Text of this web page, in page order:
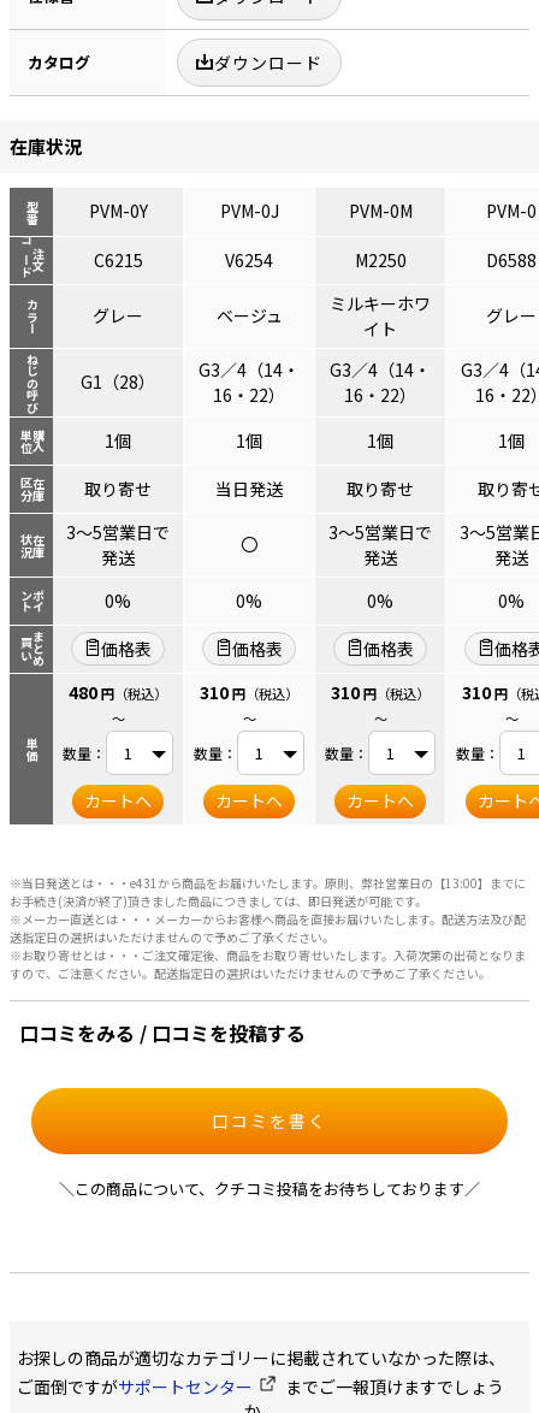
カタログ ダウンロード
在庫状況
型番
注文
コード
カラー
ねじの呼び
購入
単位
在庫
区分
在庫
状況
ポイ
ント
まとめ
買い
単価
PVM-0Y PVM-0J PVM-0M PVM-0
C6215 V6254 M2250 D6588
グレー ベージュ
ミルキーホワ
イト
グレー
G1（28）
G3／4（14・
16・22）
G3／4（14・
16・22）
G3／4（
16・22
1個
1個 1個
1個
取り寄せ
当日発送 取り寄せ
取り寄
3～5営業日で
発送
〇
3～5営業日で
発送
3～5営業
発送
0%
0% 0%
0%
価格表
価格表 価格表
価格
480円 （税込）
～
数量：
カートへ
310円 （税込）
～
数量：
カートへ
310円 （税込）
～
数量：
カートへ
310円 （
～
数量：
カート
※当日発送とは・・・e431から商品をお届けいたします。原則、弊社営業日の【13:00】までに
お手続き(決済が終了)頂きました商品につきましては、即日発送が可能です。
※メーカー直送とは・・・メーカーからお客様へ商品を直接お届けいたします。配送方法及び配
送指定日の選択はいただけませんので予めご了承ください。
※お取り寄せとは・・・ご注文確定後、商品をお取り寄せいたします。入荷次第の出荷となりま
すので、ご注意ください。配送指定日の選択はいただけませんので予めご了承ください。
口コミをみる / 口コミを投稿する
口コミを書く
＼この商品について、クチコミ投稿をお待ちしております／
お探しの商品が適切なカテゴリーに掲載されていなかった際は、
ご面倒ですがサポートセンター
までご一報頂けますでしょう